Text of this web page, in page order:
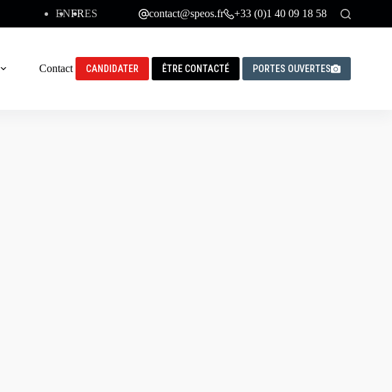
ENFRES contact@speos.fr +33 (0)1 40 09 18 58
Contact CANDIDATER ÊTRE CONTACTÉ PORTES OUVERTES